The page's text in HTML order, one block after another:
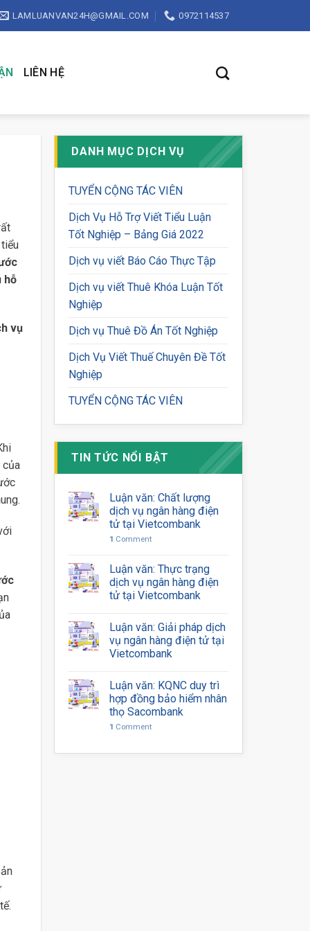
LAMLUANVAN24H@GMAIL.COM 0972114537
LIÊN HỆ
hỗ
vụ
của
DANH MỤC DỊCH VỤ
TUYỂN CỘNG TÁC VIÊN
Dịch Vụ Hỗ Trợ Viết Tiểu Luận
Tốt Nghiệp – Bảng Giá 2022
Dịch vụ viết Báo Cáo Thực Tập
Dịch vụ viết Thuê Khóa Luận Tốt
Nghiệp
Dịch vụ Thuê Đồ Án Tốt Nghiệp
Dịch Vụ Viết Thuế Chuyên Đề Tốt
Nghiệp
TUYỂN CỘNG TÁC VIÊN
TIN TỨC NỔI BẬT
Luận văn: Chất lượng
dịch vụ ngân hàng điện
tử tại Vietcombank
1 Comment
Luận văn: Thực trạng
dịch vụ ngân hàng điện
tử tại Vietcombank
Luận văn: Giải pháp dịch
vụ ngân hàng điện tử tại
Vietcombank
Luận văn: KQNC duy trì
hợp đồng bảo hiểm nhân
thọ Sacombank
1 Comment